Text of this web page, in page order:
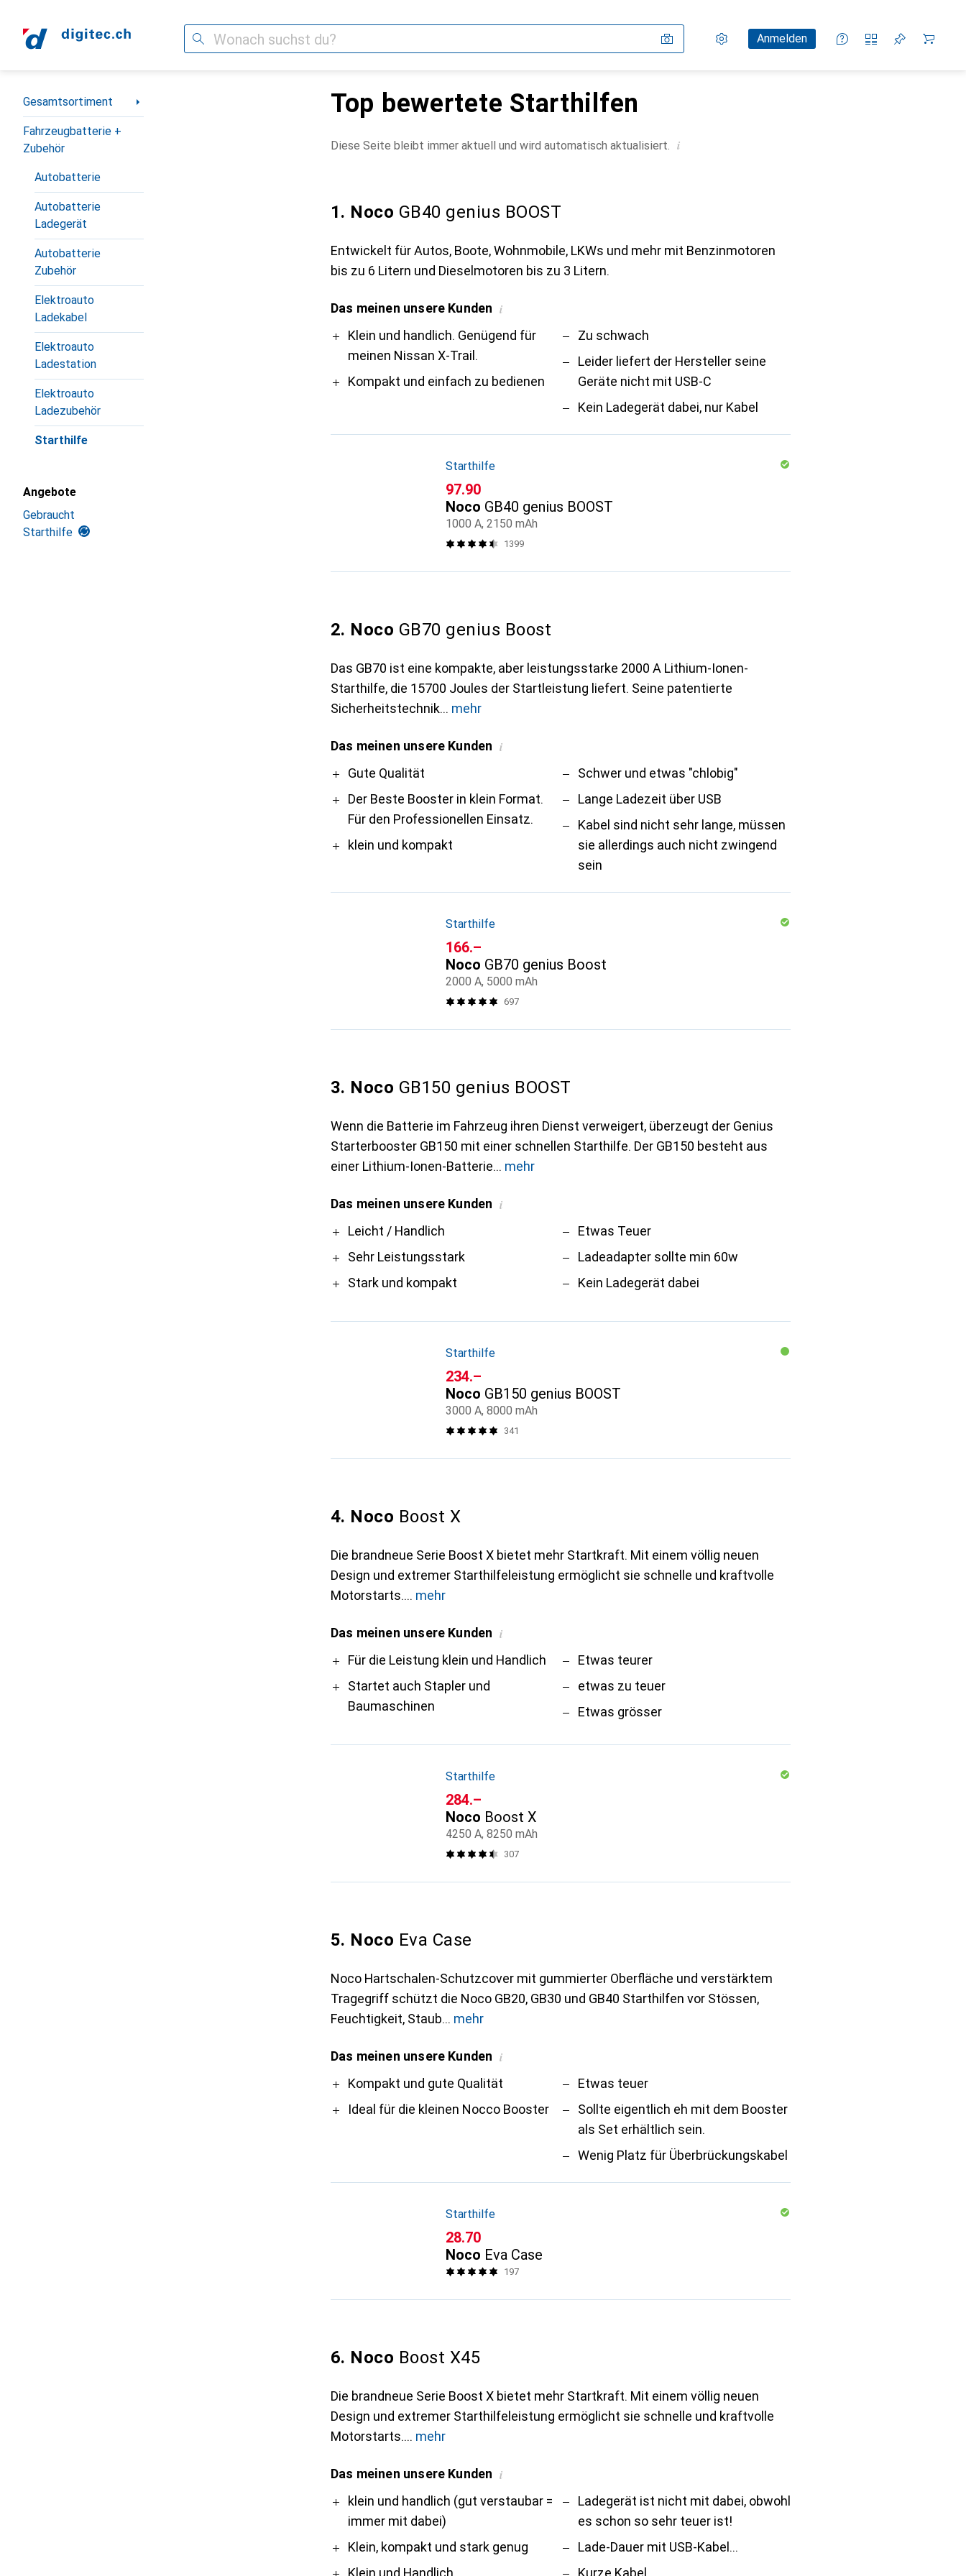
Suche Einstellungen
KundenkontoAnmelden
Vergleichslisten
Merklisten
Warenkorb
Navigation nach Kategorien
Gesamtsortiment
Fahrzeugbatterie +
Zubehör
Autobatterie
Autobatterie
Ladegerät
Autobatterie
Zubehör
Elektroauto
Ladekabel
Elektroauto
Ladestation
Elektroauto
Ladezubehör
Starthilfe
Angebote
Gebraucht
Starthilfe
Top bewertete Starthilfen
Diese Seite bleibt immer aktuell und wird automatisch aktualisiert. i
1. Noco GB40 genius BOOST
Entwickelt für Autos, Boote, Wohnmobile, LKWs und mehr mit Benzinmotoren
bis zu 6 Litern und Dieselmotoren bis zu 3 Litern.
Das meinen unsere Kunden i
ProKlein und handlich. Genügend für
meinen Nissan X-Trail.
Kompakt und einfach zu bedienen
Contra
Zu schwach
Leider liefert der Hersteller seine
Geräte nicht mit USB-C
Kein Ladegerät dabei, nur Kabel
Starthilfe
CHF
97.90
Noco GB40 genius BOOST
1000 A, 2150 mAh
1399
2. Noco GB70 genius Boost
Das GB70 ist eine kompakte, aber leistungsstarke 2000 A Lithium-Ionen-
Starthilfe, die 15700 Joules der Startleistung liefert. Seine patentierte
Sicherheitstechnik
mehr
Das meinen unsere Kunden i
ProGute Qualität
Der Beste Booster in klein Format.
Für den Professionellen Einsatz.
klein und kompakt
Contra
Schwer und etwas "chlobig"
Lange Ladezeit über USB
Kabel sind nicht sehr lange, müssen
sie allerdings auch nicht zwingend
sein
Starthilfe
CHF
166.–
Noco GB70 genius Boost
2000 A, 5000 mAh
697
3. Noco GB150 genius BOOST
Wenn die Batterie im Fahrzeug ihren Dienst verweigert, überzeugt der Genius
Starterbooster GB150 mit einer schnellen Starthilfe. Der GB150 besteht aus
einer Lithium-Ionen-Batterie
mehr
Das meinen unsere Kunden i
ProLeicht / Handlich
Sehr Leistungsstark
Stark und kompakt
Contra
Etwas Teuer
Ladeadapter sollte min 60w
Kein Ladegerät dabei
Starthilfe
CHF
234.–
Noco GB150 genius BOOST
3000 A, 8000 mAh
341
4. Noco Boost X
Die brandneue Serie Boost X bietet mehr Startkraft. Mit einem völlig neuen
Design und extremer Starthilfeleistung ermöglicht sie schnelle und kraftvolle
Motorstarts.
mehr
Das meinen unsere Kunden i
ProFür die Leistung klein und Handlich
Startet auch Stapler und
Baumaschinen
Contra
Etwas teurer
etwas zu teuer
Etwas grösser
Starthilfe
CHF
284.–
Noco Boost X
4250 A, 8250 mAh
307
5. Noco Eva Case
Noco Hartschalen-Schutzcover mit gummierter Oberfläche und verstärktem
Tragegriff schützt die Noco GB20, GB30 und GB40 Starthilfen vor Stössen,
Feuchtigkeit, Staub
mehr
Das meinen unsere Kunden i
ProKompakt und gute Qualität
Ideal für die kleinen Nocco Booster
Contra
Etwas teuer
Sollte eigentlich eh mit dem Booster
als Set erhältlich sein.
Wenig Platz für Überbrückungskabel
Starthilfe
CHF
28.70
Noco Eva Case
197
6. Noco Boost X45
Die brandneue Serie Boost X bietet mehr Startkraft. Mit einem völlig neuen
Design und extremer Starthilfeleistung ermöglicht sie schnelle und kraftvolle
Motorstarts.
mehr
Das meinen unsere Kunden i
Proklein und handlich (gut verstaubar =
immer mit dabei)
Klein, kompakt und stark genug
Klein und Handlich
Contra
Ladegerät ist nicht mit dabei, obwohl
es schon so sehr teuer ist!
Lade-Dauer mit USB-Kabel...
Kurze Kabel